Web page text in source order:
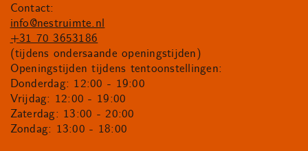
Contact:
info@nestruimte.nl
+31 70 3653186
(tijdens ondersaande openingstijden)
Openingstijden tijdens tentoonstellingen:
Donderdag: 12:00 - 19:00
Vrijdag: 12:00 - 19:00
Zaterdag: 13:00 - 20:00
Zondag: 13:00 - 18:00